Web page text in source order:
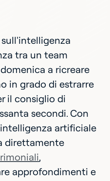
tra un team
a ricreare
in grado di estrarre
il consiglio di
secondi. Con
artificiale
direttamente
,
approfondimenti e